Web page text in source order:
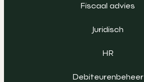
Fiscaal advies
Juridisch
HR
Debiteurenbeheer